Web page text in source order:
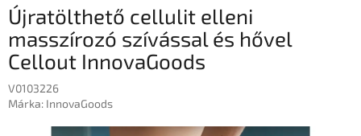
Újratölthető cellulit elleni
masszírozó szívással és hővel
Cellout InnovaGoods
V0103226
Márka: InnovaGoods